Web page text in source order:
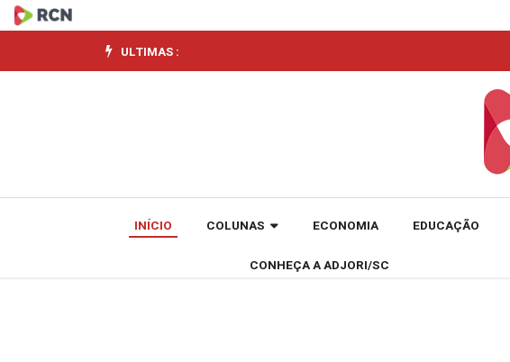
Copa
do
movimentar
ULTIMAS :
INÍCIO COLUNAS ECONOMIA EDUCAÇÃO
CONHEÇA A ADJORI/SC